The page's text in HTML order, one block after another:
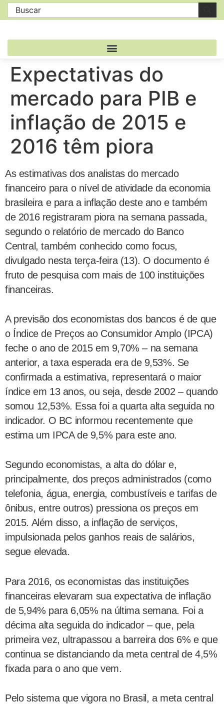
Expectativas do
mercado para PIB e
inflação de 2015 e
2016 têm piora
As estimativas dos analistas do mercado
financeiro para o nível de atividade da economia
brasileira e para a inflação deste ano e também
de 2016 registraram piora na semana passada,
segundo o relatório de mercado do Banco
Central, também conhecido como focus,
divulgado nesta terça-feira (13). O documento é
fruto de pesquisa com mais de 100 instituições
financeiras.
A previsão dos economistas dos bancos é de que
o Índice de Preços ao Consumidor Amplo (IPCA)
feche o ano de 2015 em 9,70% – na semana
anterior, a taxa esperada era de 9,53%. Se
confirmada a estimativa, representará o maior
índice em 13 anos, ou seja, desde 2002 – quando
somou 12,53%. Essa foi a quarta alta seguida no
indicador. O BC informou recentemente que
estima um IPCA de 9,5% para este ano.
Segundo economistas, a alta do dólar e,
principalmente, dos preços administrados (como
telefonia, água, energia, combustíveis e tarifas de
ônibus, entre outros) pressiona os preços em
2015. Além disso, a inflação de serviços,
impulsionada pelos ganhos reais de salários,
segue elevada.
Para 2016, os economistas das instituições
financeiras elevaram sua expectativa de inflação
de 5,94% para 6,05% na última semana. Foi a
décima alta seguida do indicador – que, pela
primeira vez, ultrapassou a barreira dos 6% e que
continua se distanciando da meta central de 4,5%
fixada para o ano que vem.
Pelo sistema que vigora no Brasil, a meta central